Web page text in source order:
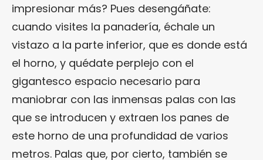
impresionar más? Pues desengáñate:
cuando visites la panadería, échale un
vistazo a la parte inferior, que es donde está
el horno, y quédate perplejo con el
gigantesco espacio necesario para
maniobrar con las inmensas palas con las
que se introducen y extraen los panes de
este horno de una profundidad de varios
metros. Palas que, por cierto, también se